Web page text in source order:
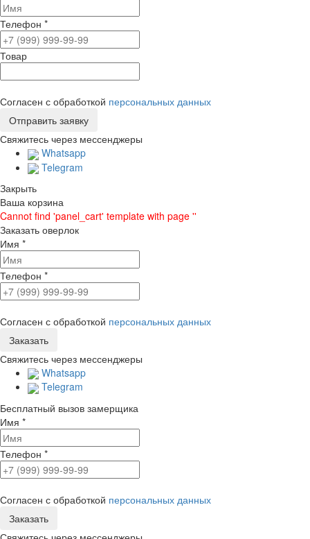
Телефон *
Товар
Согласен с обработкой персональных данных
Свяжитесь через мессенджеры
Whatsapp
Telegram
Закрыть
Ваша корзина
Cannot find 'panel_cart' template with page ''
Заказать оверлок
Имя *
Телефон *
Согласен с обработкой персональных данных
Свяжитесь через мессенджеры
Whatsapp
Telegram
Бесплатный вызов замерщика
Имя *
Телефон *
Согласен с обработкой персональных данных